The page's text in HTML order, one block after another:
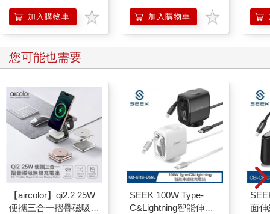
加入購物車 加入購物車
您可能也需要
【aircolor】qi2.2 25W
便攜三合一摺疊磁吸無
SEEK 100W Type-
C&Lightning智能伸縮
面